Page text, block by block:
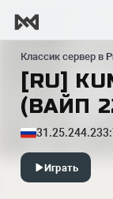
Классик сервер в
[RU]
(ВАЙП
Играть